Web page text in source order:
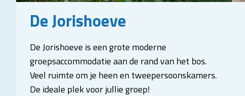
De Jorishoeve
De Jorishoeve is een grote moderne
groepsaccommodatie aan de rand van het bos.
Veel ruimte om je heen en tweepersoonskamers.
De ideale plek voor jullie groep!